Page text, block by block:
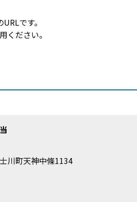
です。
ください。
川町天神中條1134